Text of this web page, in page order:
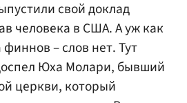
свой доклад
человека в США. А уж как
– слов нет. Тут
Юха Молари, бывший
церкви, который